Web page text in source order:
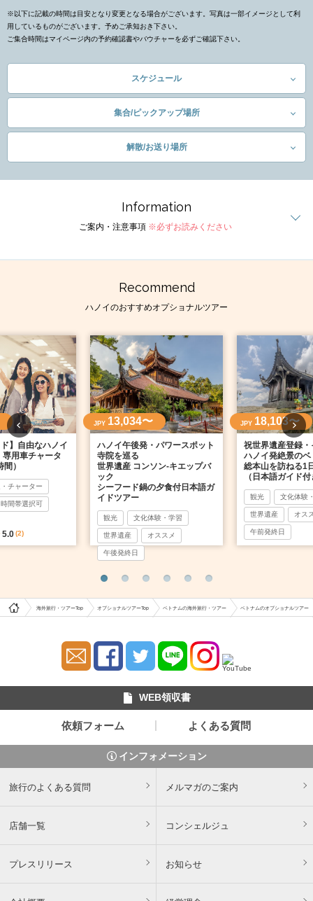
※以下に記載の時間は目安となり変更となる場合がございます。写真は一部イメージとして利
用しているものがございます。予めご承知おき下さい。
ご集合時間はマイページ内の予約確認書やバウチャーを必ずご確認下さい。
スケジュール
集合/ピックアップ場所
解散/お送り場所
Information
ご案内・注意事項 ※必ずお読みください
Recommend
ハノイのおすすめオプショナルツアー
】自由なハノイ
専用車チャータ
）
チャーター
時間帯選択可
5.0(2)
JPY 13,034〜
ハノイ午後発・パワースポット
寺院を巡る
世界遺産 コンソン-キエップバ
ック
シーフード鍋の夕食付日本語ガ
イドツアー
観光 文化体験・学習
世界遺産 オススメ
午後発終日
JPY 18,103〜
祝世界遺産登録
ハノイ発絶景の
総本山を訪ねる1
（日本語ガイド
観光 文化体験
世界遺産 オス
午前発終日
海外旅行・ツアーTop オプショナルツアーTop ベトナムの海外旅行・ツアー ベトナムのオプショナルツアー
WEB領収書
依頼フォーム よくある質問
インフォメーション
旅行のよくある質問 メルマガのご案内
店舗一覧 コンシェルジュ
プレスリリース お知らせ